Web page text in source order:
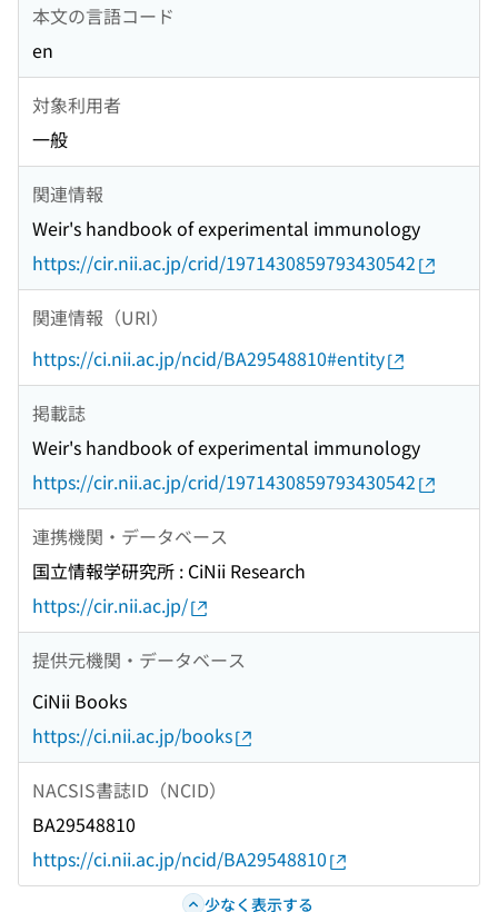
本文の言語コード
en
対象利用者
一般
関連情報
Weir's handbook of experimental immunology
https://cir.nii.ac.jp/crid/1971430859793430542
関連情報（URI）
https://ci.nii.ac.jp/ncid/BA29548810#entity
掲載誌
Weir's handbook of experimental immunology
https://cir.nii.ac.jp/crid/1971430859793430542
連携機関・データベース
国立情報学研究所 : CiNii Research
https://cir.nii.ac.jp/
提供元機関・データベース
CiNii Books
https://ci.nii.ac.jp/books
NACSIS書誌ID（NCID）
BA29548810
https://ci.nii.ac.jp/ncid/BA29548810
少なく表示する